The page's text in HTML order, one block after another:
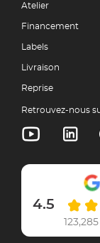
Atelier
Financement
Labels
Livraison
Reprise
Retrouvez-nous
4.5